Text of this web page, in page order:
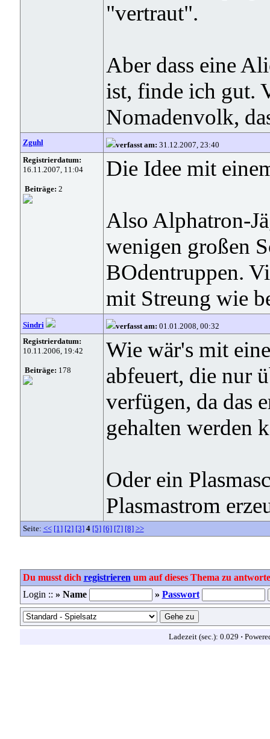
"vertraut".
Aber dass eine
ist, finde ich gut.
Nomadenvolk,
Zguhl verfasst am: 31.12.2007, 23:40
Registrierdatum:
16.11.2007, 11:04
Beiträge: 2
Die Idee mit
Also Alphatron-
wenigen großen
BOdentruppen.
mit Streung wie
Sindri verfasst am: 01.01.2008, 00:32
Registrierdatum:
10.11.2006, 19:42
Beiträge: 178
Wie wär's mit
abfeuert, die nur
verfügen, da das
gehalten werden
Oder ein
Plasmastrom
Seite: << [1] [2] [3] 4 [5] [6] [7] [8] >>
Du musst dich registrieren um auf dieses Thema zu
Login :: » Name » Passwort
Ladezeit (sec.): 0.029 ·